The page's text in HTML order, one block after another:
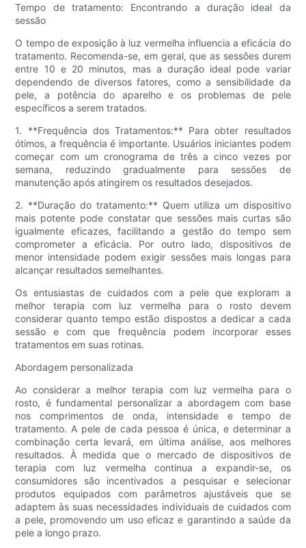
Tempo de tratamento: Encontrando a duração ideal da
sessão
O tempo de exposição à luz vermelha influencia a eficácia do
tratamento. Recomenda-se, em geral, que as sessões durem
entre 10 e 20 minutos, mas a duração ideal pode variar
dependendo de diversos fatores, como a sensibilidade da
pele, a potência do aparelho e os problemas de pele
específicos a serem tratados.
1. **Frequência dos Tratamentos:** Para obter resultados
ótimos, a frequência é importante. Usuários iniciantes podem
começar com um cronograma de três a cinco vezes por
semana, reduzindo gradualmente para sessões de
manutenção após atingirem os resultados desejados.
2. **Duração do tratamento:** Quem utiliza um dispositivo
mais potente pode constatar que sessões mais curtas são
igualmente eficazes, facilitando a gestão do tempo sem
comprometer a eficácia. Por outro lado, dispositivos de
menor intensidade podem exigir sessões mais longas para
alcançar resultados semelhantes.
Os entusiastas de cuidados com a pele que exploram a
melhor terapia com luz vermelha para o rosto devem
considerar quanto tempo estão dispostos a dedicar a cada
sessão e com que frequência podem incorporar esses
tratamentos em suas rotinas.
Abordagem personalizada
Ao considerar a melhor terapia com luz vermelha para o
rosto, é fundamental personalizar a abordagem com base
nos comprimentos de onda, intensidade e tempo de
tratamento. A pele de cada pessoa é única, e determinar a
combinação certa levará, em última análise, aos melhores
resultados. À medida que o mercado de dispositivos de
terapia com luz vermelha continua a expandir-se, os
consumidores são incentivados a pesquisar e selecionar
produtos equipados com parâmetros ajustáveis ​​que se
adaptem às suas necessidades individuais de cuidados com
a pele, promovendo um uso eficaz e garantindo a saúde da
pele a longo prazo.